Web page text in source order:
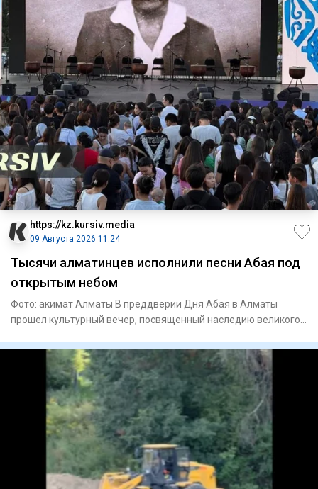
https://kz.kursiv.media
09 Августа 2026 11:24
Тысячи алматинцев исполнили песни Абая под
открытым небом
Фото: акимат Алматы В преддверии Дня Абая в Алматы
прошел культурный вечер, посвященный наследию великого